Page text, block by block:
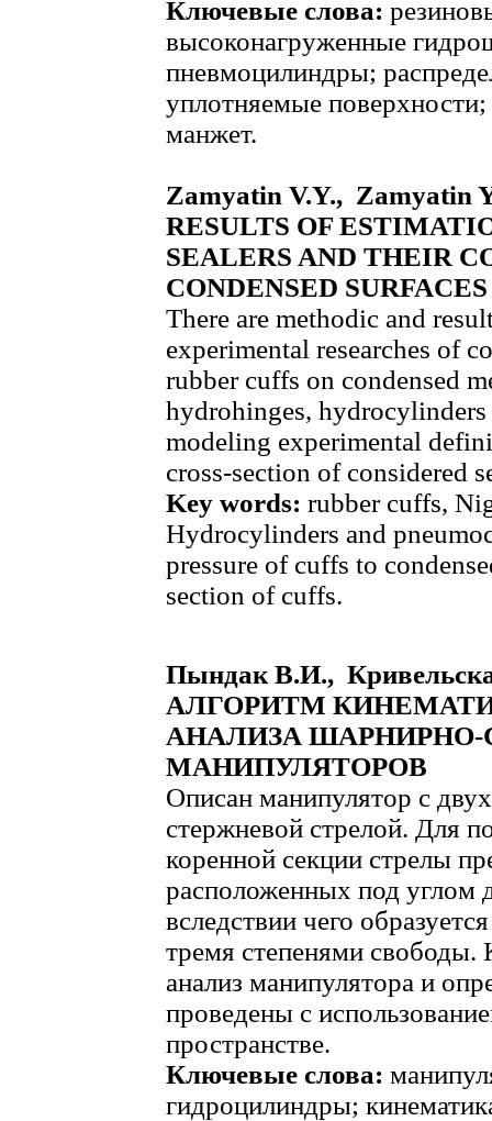
Ключевые слова:
высоконагруженные
пневмоцилиндры;
уплотняемые
манжет.
Zamyatin V.Y., Zamyatin
RESULTS OF
SEALERS AND THEIR
CONDENSED SURFACES
There are methodic and
experimental researches of
rubber cuffs on condensed
hydrohinges,
modeling experimental
cross-section of considered
Key words: rubber cuffs,
Hydrocylinders and
pressure of cuffs to
section of cuffs.
Пындак В.И.,
АЛГОРИТМ
АНАЛИЗА
МАНИПУЛЯТОРОВ
Описан манипулятор с
стержневой стрелой. Для
коренной секции стрелы
расположенных под углом
вследствии чего
тремя степенями свободы.
анализ манипулятора и
проведены с
пространстве.
Ключевые слова:
гидроцилиндры;